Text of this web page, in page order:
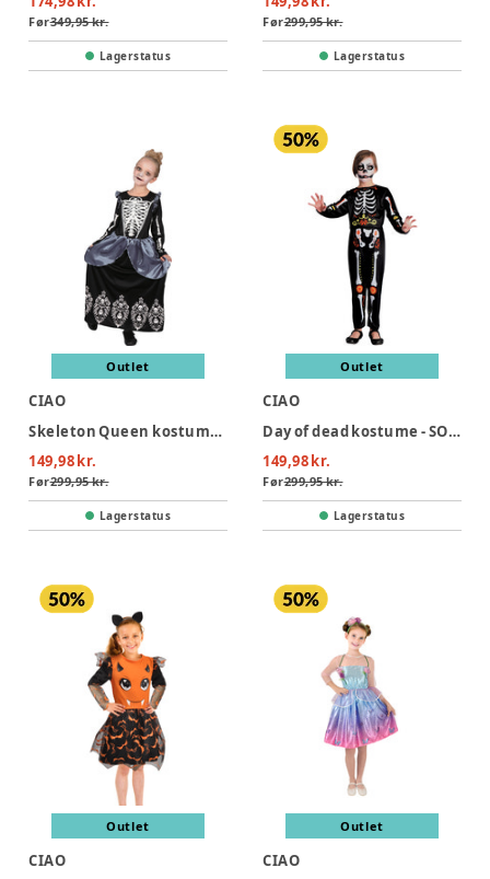
Før349,95 kr.
Lagerstatus
Før299,95 kr.
Lagerstatus
Outlet
CIAO
Skeleton Queen kostume - SORT
149,98 kr.
Før299,95 kr.
Lagerstatus
Outlet
CIAO
Day of dead kostume - SORT
149,98 kr.
Før299,95 kr.
Lagerstatus
Outlet
CIAO
Outlet
CIAO